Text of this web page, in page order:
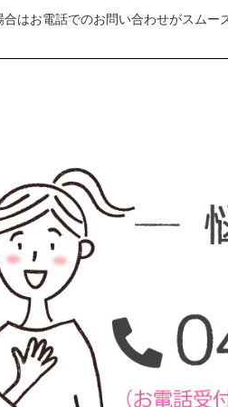
合はお電話でのお問い合わせがスムー